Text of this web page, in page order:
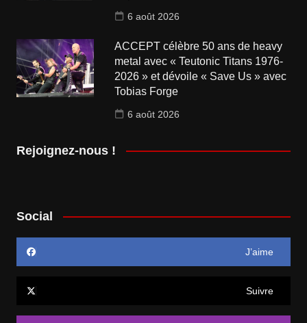
6 août 2026
ACCEPT célèbre 50 ans de heavy
metal avec « Teutonic Titans 1976-
2026 » et dévoile « Save Us » avec
Tobias Forge
6 août 2026
Rejoignez-nous !
Social
J’aime
Suivre